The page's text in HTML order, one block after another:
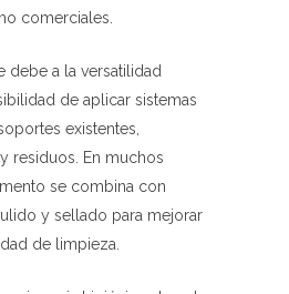
comerciales.
debe a la versatilidad
de aplicar sistemas
existentes,
residuos. En muchos
se combina con
y sellado para mejorar
de limpieza.